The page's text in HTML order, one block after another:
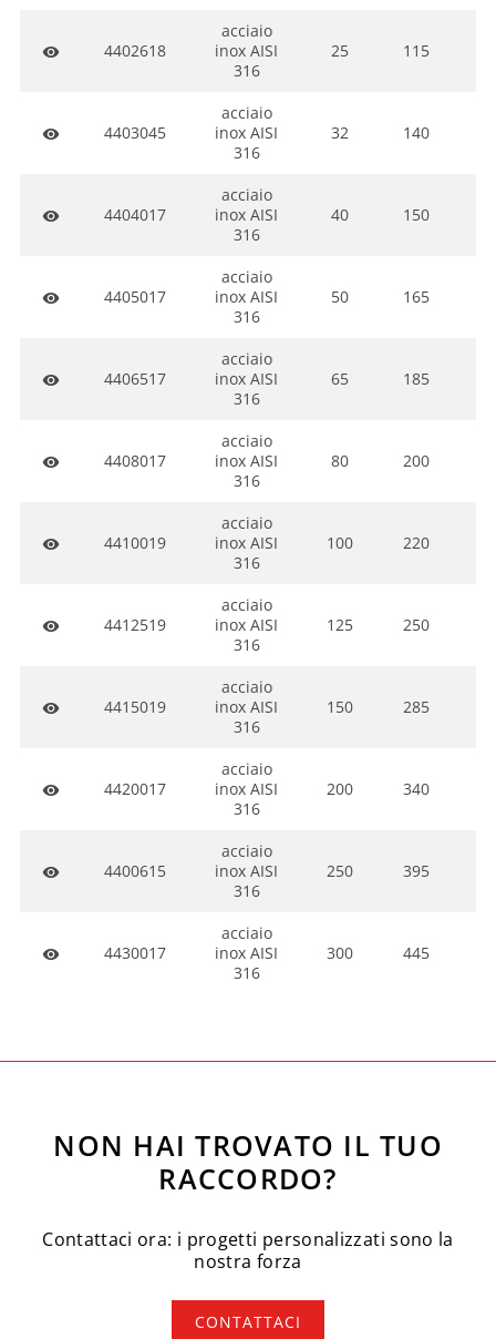
visibility 4402618
acciaio
inox AISI
316
25 115
visibility 4403045
acciaio
inox AISI
316
32 140
visibility 4404017
acciaio
inox AISI
316
40 150
visibility 4405017
acciaio
inox AISI
316
50 165
visibility 4406517
acciaio
inox AISI
316
65 185
visibility 4408017
acciaio
inox AISI
316
80 200
visibility 4410019
acciaio
inox AISI
316
100 220
visibility 4412519
acciaio
inox AISI
316
125 250
visibility 4415019
acciaio
inox AISI
316
150 285
visibility 4420017
acciaio
inox AISI
316
200 340
visibility 4400615
acciaio
inox AISI
316
250 395
visibility 4430017
acciaio
inox AISI
316
300 445
NON HAI TROVATO IL TUO
RACCORDO?
Contattaci ora: i progetti personalizzati sono la
nostra forza
CONTATTACI